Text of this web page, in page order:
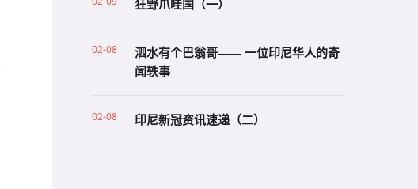
狂野爪哇国（一）
02-08
泗水有个巴翁哥—— 一位印尼华人的奇
闻轶事
02-08 印尼新冠资讯速递（二）